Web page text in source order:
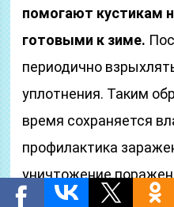
помогают кустикам
готовыми к зиме.
периодично
уплотнения. Таким
время сохраняется
профилактика
уничтожение
обрезка.